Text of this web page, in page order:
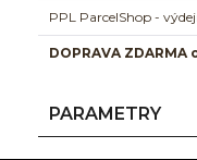
PPL ParcelShop -
DOPRAVA
PARAMETRY